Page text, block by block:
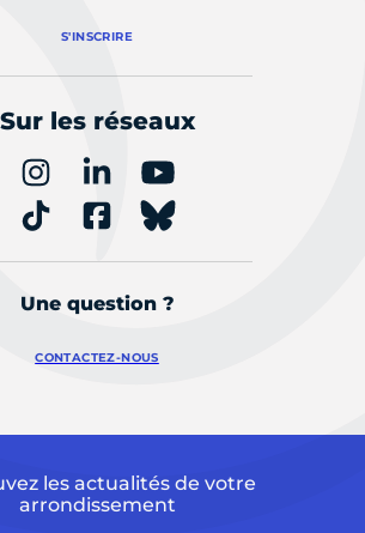
S'INSCRIRE
Sur les réseaux
Une question ?
CONTACTEZ-NOUS
les actualités de votre
arrondissement